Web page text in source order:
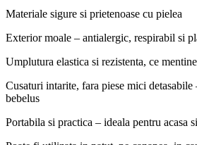
Materiale sigure si prietenoase cu pielea
Exterior moale – antialergic, respirabil si
Umplutura elastica si rezistenta, ce
Cusaturi intarite, fara piese mici
bebelus
Portabila si practica – ideala pentru acasa